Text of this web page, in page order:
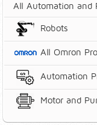
All Automation and
Robots
All Omron
Automation
Motor and